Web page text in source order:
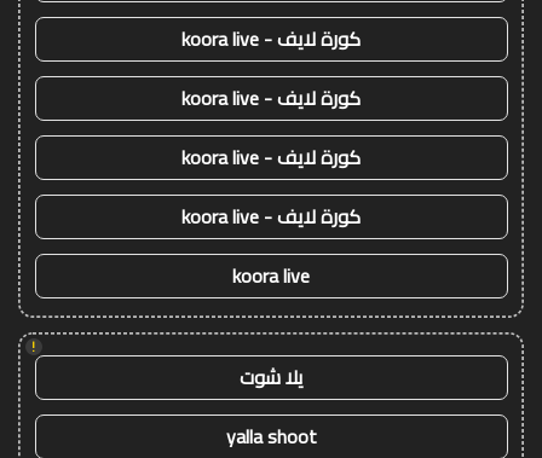
كورة لايف - koora live
كورة لايف - koora live
كورة لايف - koora live
كورة لايف - koora live
koora live
!
يلا شوت
yalla shoot